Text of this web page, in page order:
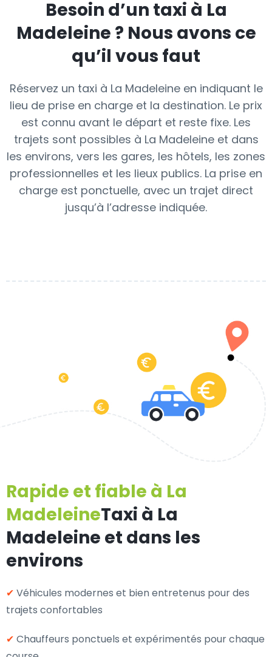
Besoin d’un taxi à La
Madeleine ? Nous avons ce
qu’il vous faut
Réservez un taxi à La Madeleine en indiquant le
lieu de prise en charge et la destination. Le prix
est connu avant le départ et reste fixe. Les
trajets sont possibles à La Madeleine et dans
les environs, vers les gares, les hôtels, les zones
professionnelles et les lieux publics. La prise en
charge est ponctuelle, avec un trajet direct
jusqu’à l’adresse indiquée.
Rapide et fiable à La
MadeleineTaxi à La
Madeleine et dans les
environs
✔ Véhicules modernes et bien entretenus pour des
trajets confortables
✔ Chauffeurs ponctuels et expérimentés pour chaque